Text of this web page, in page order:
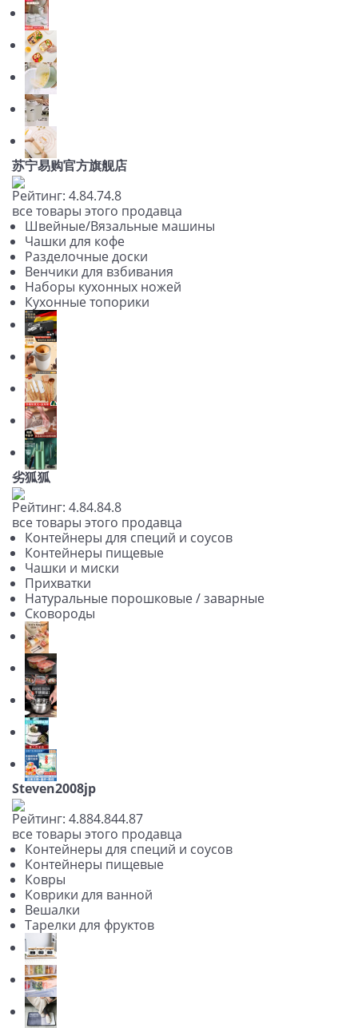
苏宁易购官方旗舰店
Рейтинг: 4.84.74.8
все товары этого продавца
Швейные/Вязальные машины
Чашки для кофе
Разделочные доски
Венчики для взбивания
Наборы кухонных ножей
Кухонные топорики
劣狐狐
Рейтинг: 4.84.84.8
все товары этого продавца
Контейнеры для специй и соусов
Контейнеры пищевые
Чашки и миски
Прихватки
Натуральные порошковые / заварные
Сковороды
Steven2008jp
Рейтинг: 4.884.844.87
все товары этого продавца
Контейнеры для специй и соусов
Контейнеры пищевые
Ковры
Коврики для ванной
Вешалки
Тарелки для фруктов